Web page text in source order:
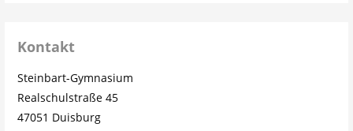
Kontakt
Steinbart-Gymnasium
Realschulstraße 45
47051 Duisburg